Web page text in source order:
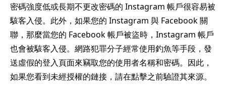
密碼強度低或長期不更改密碼的 Instagram 帳戶很容易被
駭客入侵。此外，如果您的 Instagram 與 Facebook 關
聯，那麼當您的 Facebook 帳戶被盜時，Instagram 帳戶
也會被駭客入侵。網路犯罪分子經常使用釣魚等手段，發
送虛假的登入頁面來竊取您的使用者名稱和密碼。因此，
如果您看到未經授權的鏈接，請在點擊之前驗證其來源。